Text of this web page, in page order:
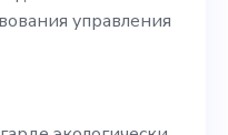
и
на
управления